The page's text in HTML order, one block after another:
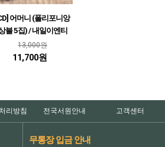
어머니 (폴리포니앙
블 5집) / 내일이엔티
13,000원
11,700원
리방침 전국서원안내 고객센터
무통장 입금 안내